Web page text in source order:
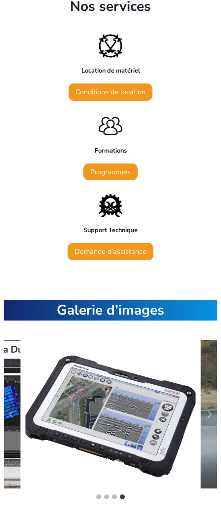
Nos services
Location de matériel
Conditions de location
Formations
Programmes
Support Technique
Demande d’assistance
Galerie d’images